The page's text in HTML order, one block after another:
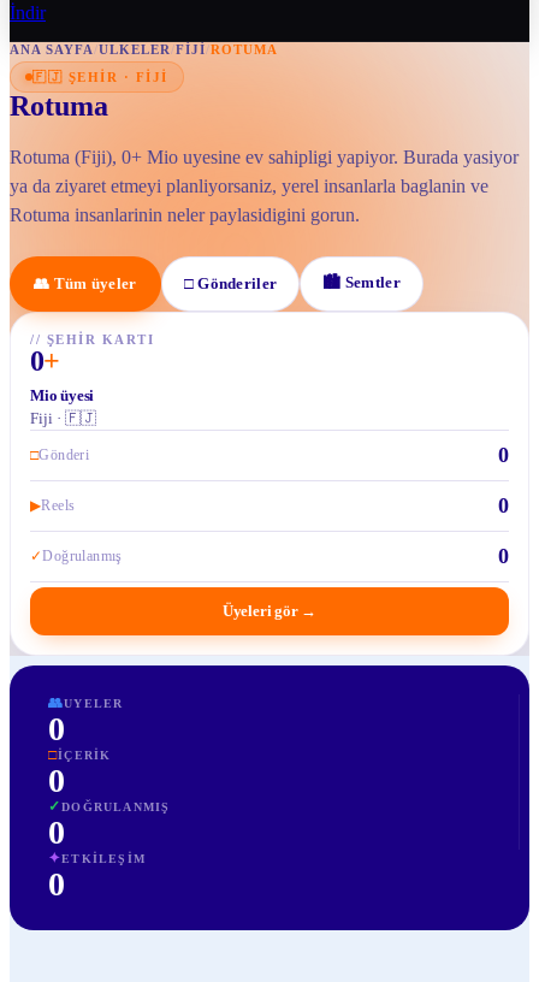
İndir
ANA SAYFA/ULKELER/FIJI/ROTUMA
🇫🇯 ŞEHIR · FIJI
Rotuma
Rotuma (Fiji), 0+ Mio uyesine ev sahipligi yapiyor. Burada yasiyor
ya da ziyaret etmeyi planliyorsaniz, yerel insanlarla baglanin ve
Rotuma insanlarinin neler paylasidigini gorun.
👥 Tüm üyeler □Gönderiler 🏙 Semtler
// ŞEHIR KARTI
0+
Mio üyesi
Fiji · 🇫🇯
□Gönderi 0
▶Reels 0
✓Doğrulanmış 0
Üyeleri gör →
👥UYELER
0
□İÇERIK
0
✓DOĞRULANMIŞ
0
✦ETKILEŞIM
0